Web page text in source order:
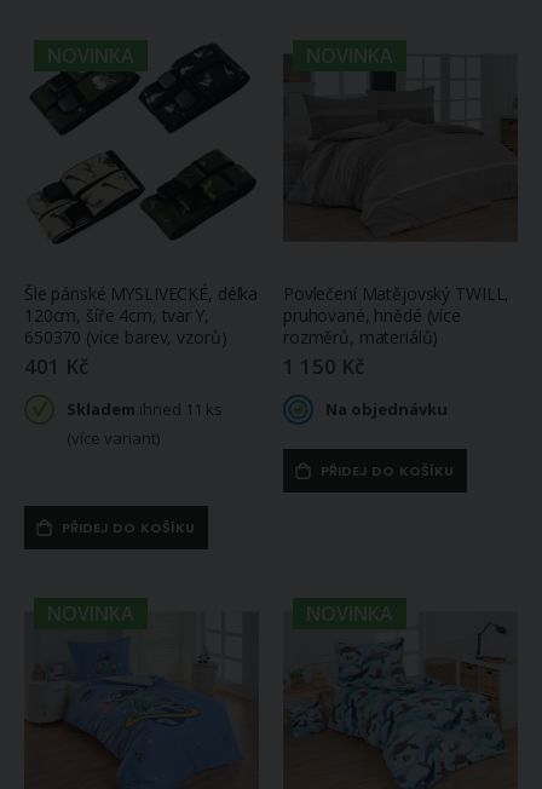
NOVINKA
Šle pánské MYSLIVECKÉ, délka
120cm, šíře 4cm, tvar Y,
650370 (více barev, vzorů)
401 Kč
Skladem ihned 11 ks
(více variant)
PŘIDEJ DO KOŠÍKU
NOVINKA
Povlečení Matějovský TWILL,
pruhované, hnědé (více
rozměrů, materiálů)
1 150 Kč
Na objednávku
PŘIDEJ DO KOŠÍKU
NOVINKA NOVINKA